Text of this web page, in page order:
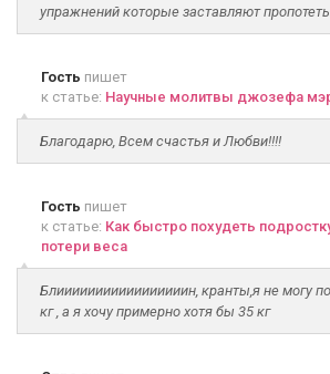
упражнений которые заставляют
Гость пишет
к статье: Научные молитвы джозефа
Благодарю, Всем счастья и Любви!!!!
Гость пишет
к статье: Как быстро похудеть
потери веса
Блииииииииииииииииин, кранты,я не могу
кг , а я хочу примерно хотя бы 35 кг